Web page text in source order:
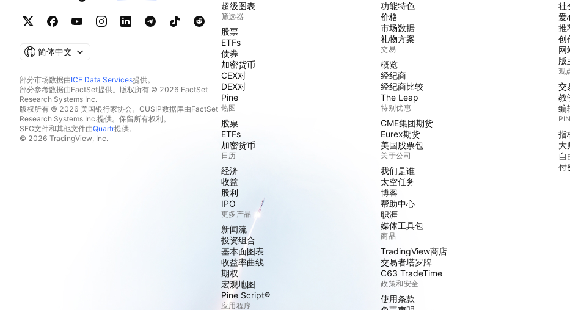
简体中文
部分市场数据由ICE Data Services提供。
部分参考数据由FactSet提供。版权所有 © 2026 FactSet
Research Systems Inc.
版权所有 © 2026 美国银行家协会。CUSIP数据库由FactSet
Research Systems Inc.提供。保留所有权利。
SEC文件和其他文件由Quartr提供。
© 2026 TradingView, Inc.
超级图表
筛选器
股票
ETFs
债券
加密货币
CEX对
DEX对
Pine
热图
股票
ETFs
加密货币
日历
经济
收益
股利
IPO
更多产品
新闻流
投资组合
基本面图表
收益率曲线
期权
宏观地图
Pine Script®
应用程序
功能特色
价格
市场数据
礼物方案
交易
概览
经纪商
经纪商比较
The Leap
特别优惠
CME集团期货
Eurex期货
美国股票包
关于公司
我们是谁
太空任务
博客
帮助中心
职涯
媒体工具包
商品
TradingView商店
交易者塔罗牌
C63 TradeTime
政策和安全
使用条款
社
爱
推
创
网
版
观
交
教
编
指
大
自
付